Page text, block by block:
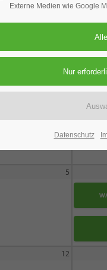
MITTWOCH
5
12
Externe Medien wie Google
Datenschutz